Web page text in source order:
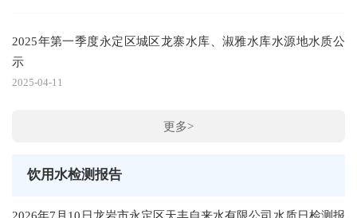
2025年第一季度永定区城区龙寨水库、淑雅水库水源地水质公
示
2025-04-11
更多>
饮用水检测报告
2026年7月10日龙岩市永定区天丰自来水有限公司水质日检测报